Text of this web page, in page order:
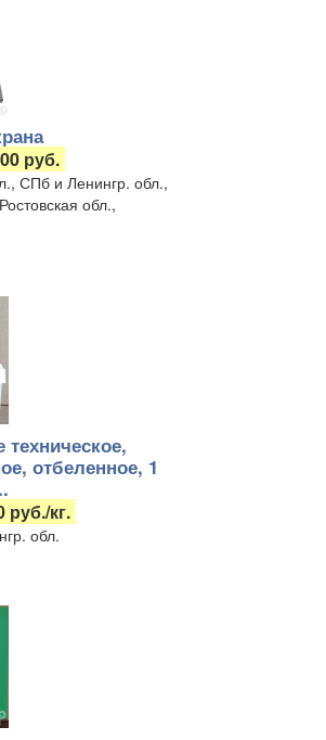
руб.
СПб и Ленингр. обл.,
обл.,
отбеленное, 1
руб./кг.
обл.